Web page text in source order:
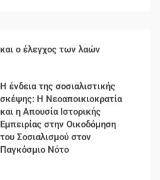
και ο έλεγχος των λαών
Η ένδεια της σοσιαλιστικής
σκέψης: Η Νεοαποικιοκρατία
και η Απουσία Ιστορικής
Εμπειρίας στην Οικοδόμηση
του Σοσιαλισμού στον
Παγκόσμιο Νότο